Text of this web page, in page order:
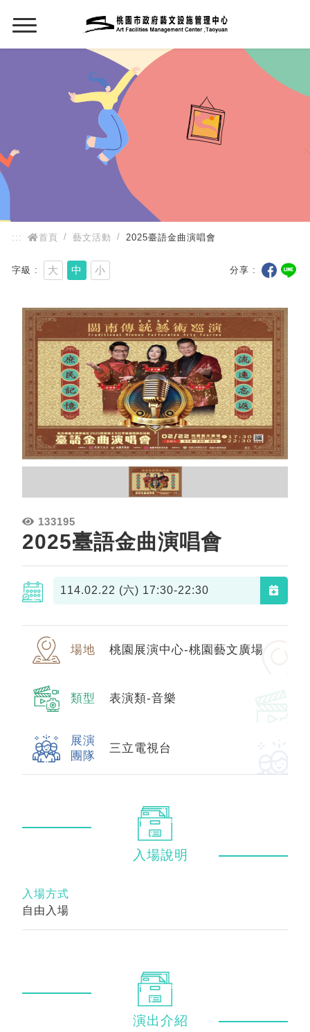
::: 首頁 藝文活動 2025臺語金曲演唱會
字級 大 中 小 分享
133195
2025臺語金曲演唱會
114.02.22 (六) 17:30-22:30
場地 桃園展演中心-桃園藝文廣場
類型 表演類-音樂
展演
團隊
三立電視台
入場說明
入場方式
自由入場
演出介紹